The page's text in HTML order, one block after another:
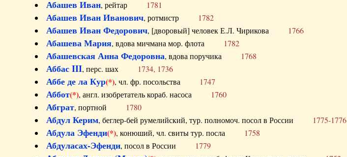
Абашев Иван, рейтар 1781
Абашев Иван Иванович, ротмистр 1782
Абашев Иван Федорович, [дворовый] человек Е.Л. Чирикова 1766
Абашева Мария, вдова мичмана мор. флота 1782
Абашевская Анна Федоровна, вдова поручика 1768
Аббас III, перс. шах 1734, 1736
Аббе де ла Кур(*), чл. фр. посольства 1747
Аббот(*), англ. изобретатель кораб. насоса 1760
Абграт, портной 1780
Абдул Керим, беглер-бей румелийский, тур. полномоч. посол в России 1775-1776
Абдула Эфенди(*), конюший, чл. свиты тур. посла 1758
Абдуласах-Эфенди, посол в России 1779